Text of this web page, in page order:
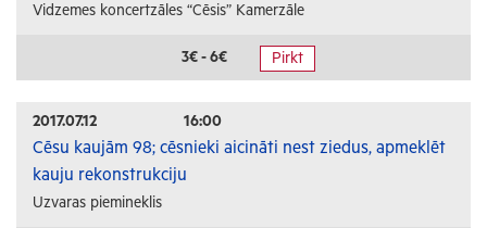
Kino
Citi pasākumi
Sports
Florbols
Slēpošana
Vidzemes koncertzāles “Cēsis” Kamerzāle
3€ - 6€ Pirkt
2017.07.12 16:00
Cēsu kaujām 98; cēsnieki aicināti nest ziedus, apmeklēt
kauju rekonstrukciju
Uzvaras piemineklis